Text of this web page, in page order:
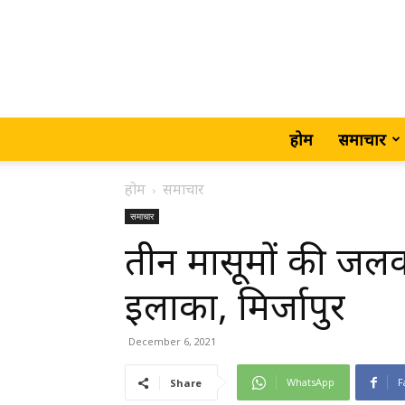
होम समाचार
होम समाचार
समाचार
तीन मासूमों की
इलाका, मिर्जापुर
December 6, 2021
Share WhatsApp